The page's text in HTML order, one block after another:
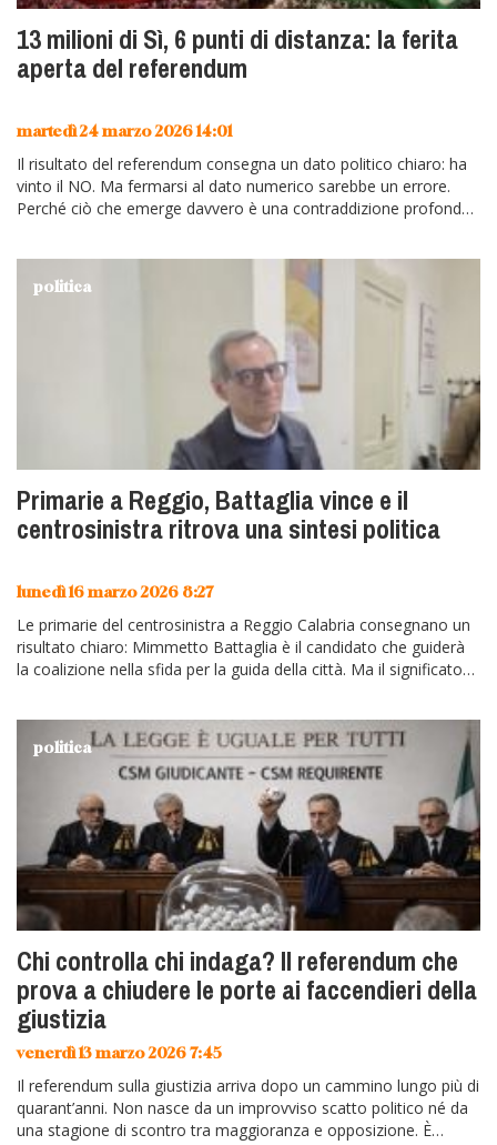
13 milioni di Sì, 6 punti di distanza: la ferita
aperta del referendum
martedì 24 marzo 2026 14:01
Il risultato del referendum consegna un dato politico chiaro: ha
vinto il NO. Ma fermarsi al dato numerico sarebbe un errore.
Perché ciò che emerge davvero è una contraddizione profonda,
politica
Primarie a Reggio, Battaglia vince e il
centrosinistra ritrova una sintesi politica
lunedì 16 marzo 2026 8:27
Le primarie del centrosinistra a Reggio Calabria consegnano un
risultato chiaro: Mimmetto Battaglia è il candidato che guiderà
la coalizione nella sfida per la guida della città. Ma il significato…
politica
Chi controlla chi indaga? Il referendum che
prova a chiudere le porte ai faccendieri della
giustizia
venerdì 13 marzo 2026 7:45
Il referendum sulla giustizia arriva dopo un cammino lungo più di
quarant’anni. Non nasce da un improvviso scatto politico né da
una stagione di scontro tra maggioranza e opposizione. È…